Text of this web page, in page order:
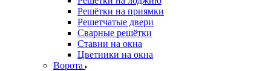
Решётки на приямки
Решетчатые двери
Сварные решётки
Ставни на окна
Цветники на окна
Ворота